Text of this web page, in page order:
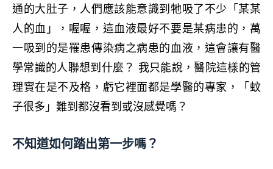
通的大肚子，人們應該能意識到牠吸了不少「某某
人的血」，喔喔，這血液最好不要是某病患的，萬
一吸到的是罹患傳染病之病患的血液，這會讓有醫
學常識的人聯想到什麼？ 我只能說，醫院這樣的管
理實在是不及格，虧它裡面都是學醫的專家，「蚊
子很多」難到都沒看到或沒感覺嗎？
不知道如何踏出第一步嗎？